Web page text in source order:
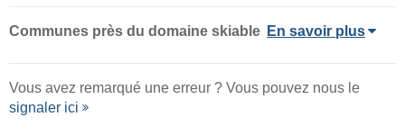
Communes près du domaine skiable En savoir plus
Vous avez remarqué une erreur ? Vous pouvez nous le
signaler ici